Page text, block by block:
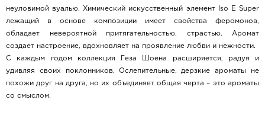
неуловимой вуалью. Химический искусственный элемент Iso E Super
лежащий в основе композиции имеет свойства феромонов,
обладает невероятной притягательностью, страстью. Аромат
создает настроение, вдохновляет на проявление любви и нежности.
С каждым годом коллекция Геза Шоена расширяется, радуя и
удивляя своих поклонников. Ослепительные, дерзкие ароматы не
похожи друг на друга, но их объединяет общая черта – это ароматы
со смыслом.